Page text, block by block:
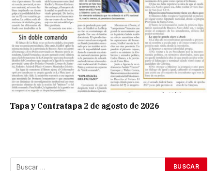
Tapa y Contratapa 2 de agosto de 2026